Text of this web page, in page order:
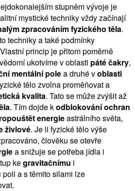
stupněm vývoje je
mystické techniky vždy začínají
zpracováním fyzického těla.
techniky a také podmínky
princip je přitom poměrně
ukotvíme v oblasti páté čakry,
mentální polea druhé voblasti
tělo zvolna proměňovat a
kvalita. Tato se může zvýšit až
. Tím dojde kodblokování ochran
energieastrálního světa,
živlové. Je li fyzické tělo výše
člověku se otevře
a snižuje se potřeba jídla i
kegravitačnímu i
poli a s těmito silami lze